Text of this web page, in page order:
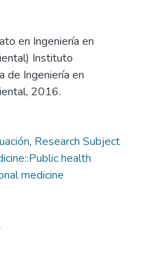
en Ingeniería en
Instituto
de Ingeniería en
2016.
, Research Subject
health
medicine